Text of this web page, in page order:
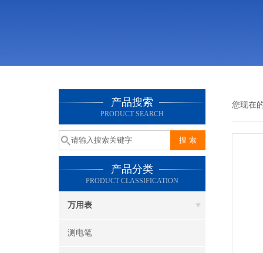
产品搜索
PRODUCT SEARCH
产品分类
PRODUCT CLASSIFICATION
万用表
测电笔
您现在